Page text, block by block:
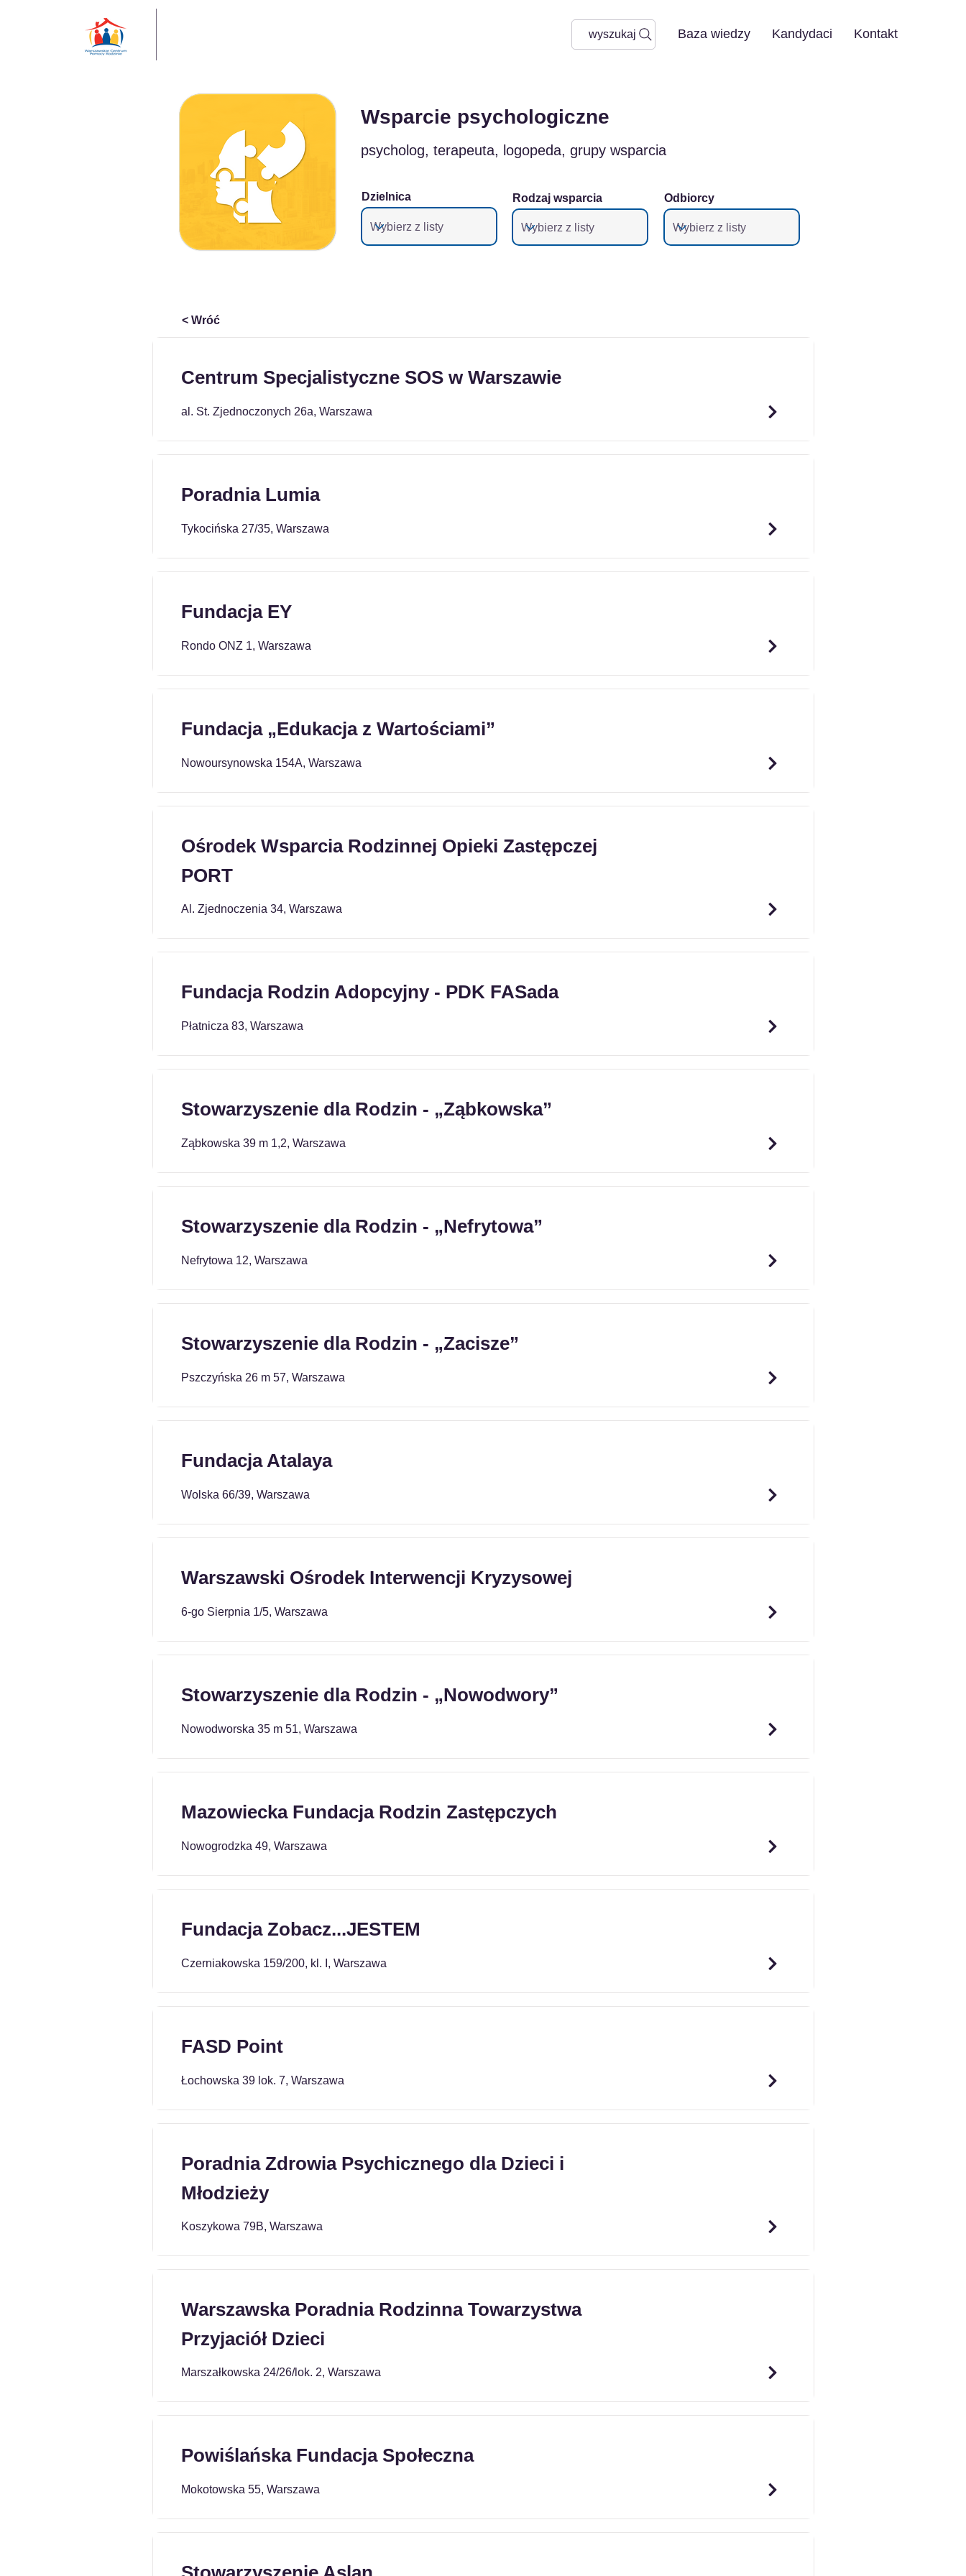
Baza wiedzy Kandydaci Kontakt
wyszukaj
Wsparcie psychologiczne
psycholog, terapeuta, logopeda, grupy wsparcia
Dzielnica Rodzaj wsparcia Odbiorcy
< Wróć
Centrum Specjalistyczne SOS w Warszawie
al. St. Zjednoczonych 26a, Warszawa
Poradnia Lumia
Tykocińska 27/35, Warszawa
Fundacja EY
Rondo ONZ 1, Warszawa
Fundacja „Edukacja z Wartościami”
Nowoursynowska 154A, Warszawa
Ośrodek Wsparcia Rodzinnej Opieki Zastępczej
PORT
Al. Zjednoczenia 34, Warszawa
Fundacja Rodzin Adopcyjny - PDK FASada
Płatnicza 83, Warszawa
Stowarzyszenie dla Rodzin - „Ząbkowska”
Ząbkowska 39 m 1,2, Warszawa
Stowarzyszenie dla Rodzin - „Nefrytowa”
Nefrytowa 12, Warszawa
Stowarzyszenie dla Rodzin - „Zacisze”
Pszczyńska 26 m 57, Warszawa
Fundacja Atalaya
Wolska 66/39, Warszawa
Warszawski Ośrodek Interwencji Kryzysowej
6-go Sierpnia 1/5, Warszawa
Stowarzyszenie dla Rodzin - „Nowodwory”
Nowodworska 35 m 51, Warszawa
Mazowiecka Fundacja Rodzin Zastępczych
Nowogrodzka 49, Warszawa
Fundacja Zobacz...JESTEM
Czerniakowska 159/200, kl. I, Warszawa
FASD Point
Łochowska 39 lok. 7, Warszawa
Poradnia Zdrowia Psychicznego dla Dzieci i
Młodzieży
Koszykowa 79B, Warszawa
Warszawska Poradnia Rodzinna Towarzystwa
Przyjaciół Dzieci
Marszałkowska 24/26/lok. 2, Warszawa
Powiślańska Fundacja Społeczna
Mokotowska 55, Warszawa